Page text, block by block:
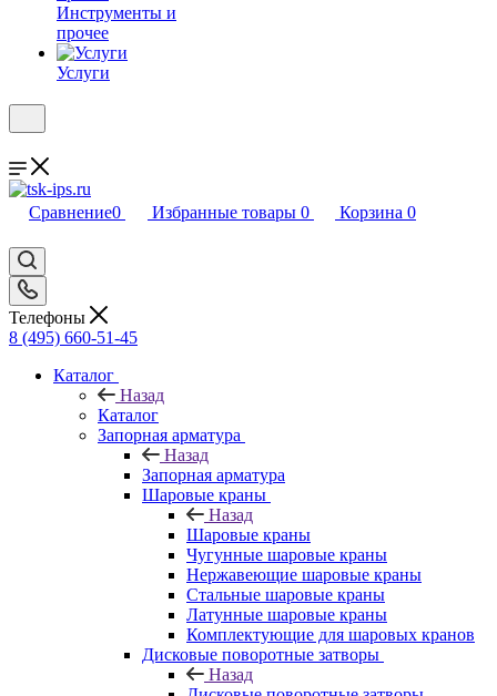
Инструменты и
прочее
Услуги
Сравнение0 Избранные товары 0 Корзина 0
Телефоны
8 (495) 660-51-45
Каталог
Назад
Каталог
Запорная арматура
Назад
Запорная арматура
Шаровые краны
Назад
Шаровые краны
Чугунные шаровые краны
Нержавеющие шаровые краны
Стальные шаровые краны
Латунные шаровые краны
Комплектующие для шаровых кранов
Дисковые поворотные затворы
Назад